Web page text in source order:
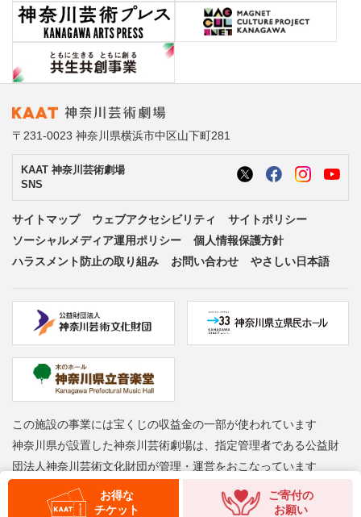
お得な
チケット
ご寄付の
お願い
〒231-0023 神奈川県横浜市中区山下町281
KAAT 神奈川芸術劇場
SNS
サイトマップ ウェブアクセシビリティ
サイトポリシー
ソーシャルメディア運用ポリシー
個人情報保護方針
ハラスメント防止の取り組み
お問い合わせ やさしい日本語
この施設の事業には宝くじの収益金の一部が使われています
神奈川県が設置した神奈川芸術劇場は、指定管理者である公益財
団法人神奈川芸術文化財団が管理・運営をおこなっています
Copyright © Kanagawa Arts Foundation. All rights reserved.